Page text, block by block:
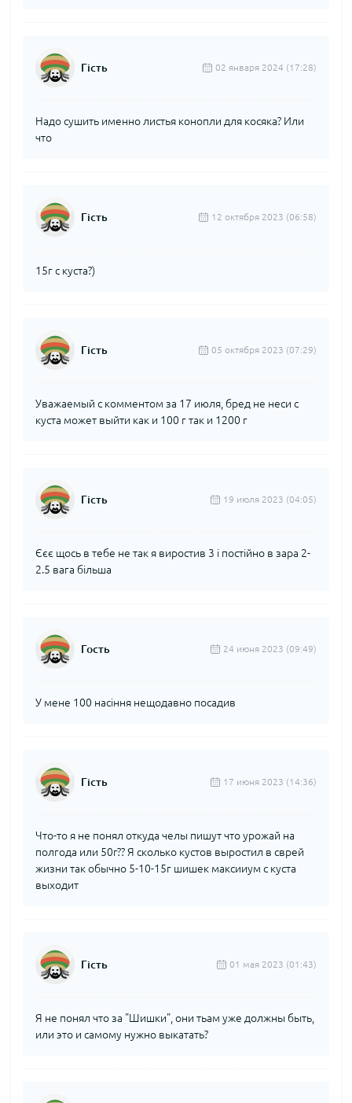
Гість 02 января 2024 (17:28)
Надо сушить именно листья конопли для косяка? Или
что
Гість 12 октября 2023 (06:58)
15г с куста?)
Гість 05 октября 2023 (07:29)
Уважаемый с комментом за 17 июля, бред не неси с
куста может выйти как и 100 г так и 1200 г
Гість 19 июля 2023 (04:05)
Єєє щось в тебе не так я виростив 3 і постійно в зара 2-
2.5 вага більша
Гость 24 июня 2023 (09:49)
У мене 100 насіння нещодавно посадив
Гість 17 июня 2023 (14:36)
Что-то я не понял откуда челы пишут что урожай на
полгода или 50г?? Я сколько кустов выростил в сврей
жизни так обычно 5-10-15г шишек максииум с куста
выходит
Гість 01 мая 2023 (01:43)
Я не понял что за "Шишки", они тьам уже должны быть,
или это и самому нужно выкатать?